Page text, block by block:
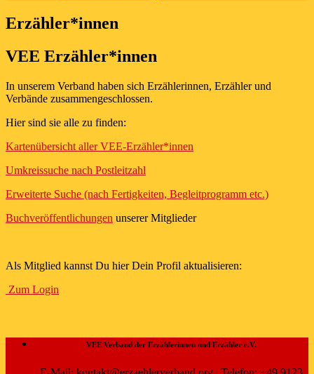
Erzähler*innen
VEE Erzähler*innen
In unserem Verband haben sich Erzählerinnen, Erzähler und
Verbände zusammengeschlossen.
Hier sind sie alle zu finden:
Kartenübersicht aller VEE-Erzähler*innen
Umkreissuche nach Postleitzahl
Erweiterte Suche (nach Fertigkeiten, Begleitprogramm etc.)
Buchveröffentlichungen unserer Mitglieder
Als Mitglied kannst Du hier Dein Profil aktualisieren:
Zum Login
VEE Verband der Erzählerinnen und Erzähler e.V.